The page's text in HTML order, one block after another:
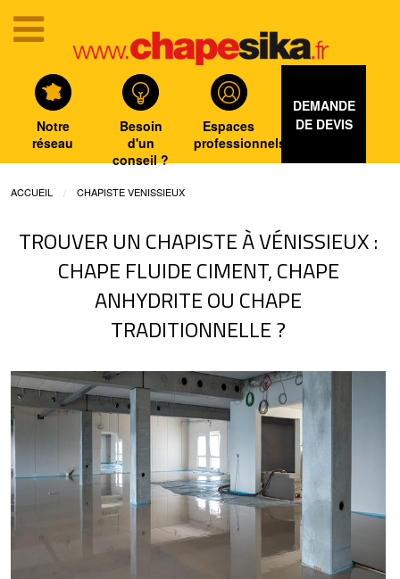
Notre
réseau
Besoin
d'un
conseil ?
Espaces
professionnels
DEMANDE
DE DEVIS
ACCUEIL CHAPISTE VENISSIEUX
TROUVER UN CHAPISTE À VÉNISSIEUX :
CHAPE FLUIDE CIMENT, CHAPE
ANHYDRITE OU CHAPE
TRADITIONNELLE ?